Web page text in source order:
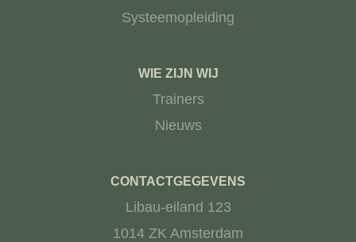
Systeemopleiding
WIE ZIJN WIJ
Trainers
Nieuws
CONTACTGEGEVENS
Libau-eiland 123
1014 ZK Amsterdam